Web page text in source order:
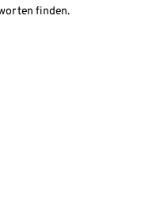
finden.